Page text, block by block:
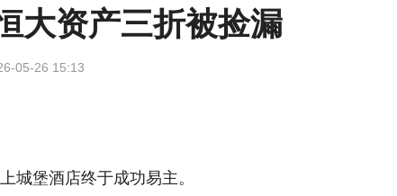
大资产三折被捡漏
05-26 15:13
城堡酒店终于成功易主。